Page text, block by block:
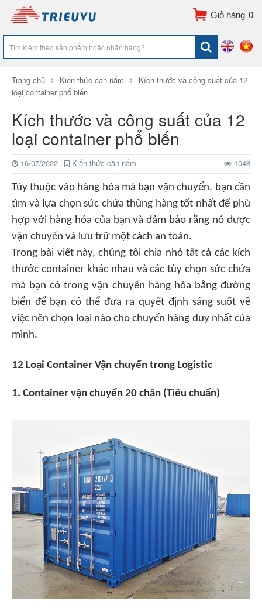
0
Trang chủ › Kiến thức cần nắm ›
Kích thước và công suất của 12
loại container phổ biến
Kích thước và công suất của 12
loại container phổ biến
16/07/2022 | Kiến thức cần nắm 1048
Tùy thuộc vào hàng hóa mà bạn vận chuyển, bạn cần
tìm và lựa chọn sức chứa thùng hàng tốt nhất để phù
hợp với hàng hóa của bạn và đảm bảo rằng nó được
vận chuyển và lưu trữ một cách an toàn.
Trong bài viết này, chúng tôi chia nhỏ tất cả các kích
thước container khác nhau và các tùy chọn sức chứa
mà bạn có trong vận chuyển hàng hóa bằng đường
biển để bạn có thể đưa ra quyết định sáng suốt về
việc nên chọn loại nào cho chuyến hàng duy nhất của
mình.
12 Loại Container Vận chuyển trong Logistic
1. Container vận chuyển 20 chân (Tiêu chuẩn)